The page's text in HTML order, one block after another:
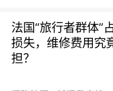
法国“旅行者群体”
损失，维修费用究
担？